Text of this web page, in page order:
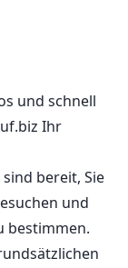
und schnell
Ihr
bereit, Sie
und
bestimmen.